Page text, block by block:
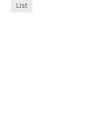
List